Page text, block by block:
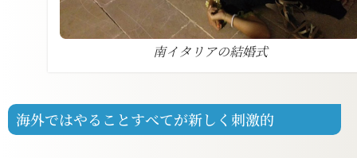
南イタリアの結婚式
海外ではやることすべてが新しく刺激的